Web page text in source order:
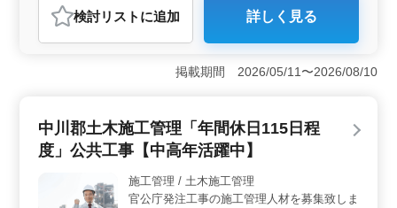
おすすめポイント
＜通勤の利便性と勤務の柔軟性＞ 北海道稚内市にある
介護老人保健施設での募集。 施設は車通勤が可能で、
交通の便が良いです。また、シフト制で週3日以上から勤
です。 ＜充実した業務内容と経験者への優遇＞ 介
助業務、レクリエーション、リハビリテーションサポー
り、介護のスキルを広げることができます。ヘルパー2級
以上の資格と介護経験1年以上が必須な、経験者に適した
検討リスト に追加 詳しく見る
掲載期間 2026/05/11〜2026/08/10
中川郡土木施工管理「年間休日115日程
度」公共工事【中高年活躍中】
施工管理 / 土木施工管理
官公庁発注工事の施工管理人材を募集致しま